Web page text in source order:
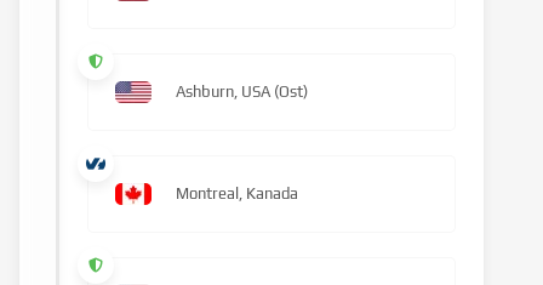
Ashburn, USA (Ost)
Montreal, Kanada